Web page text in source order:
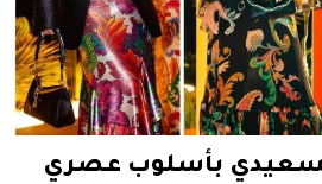
بأسلوب عصري